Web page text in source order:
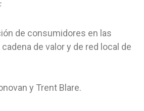
de consumidores en las
de valor y de red local de
y Trent Blare.